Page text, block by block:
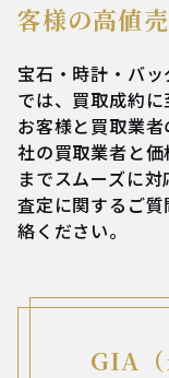
客様の高値
宝石・時計・バ
では、買取成約に
お客様と買取業
社の買取業者と
までスムーズに対
査定に関するご
絡ください。
GIA（